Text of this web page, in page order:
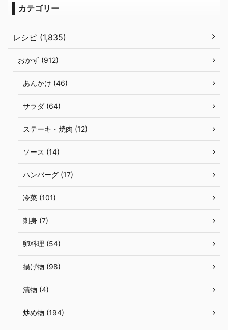
カテゴリー
レシピ (1,835)
おかず (912)
あんかけ (46)
サラダ (64)
ステーキ・焼肉 (12)
ソース (14)
ハンバーグ (17)
冷菜 (101)
刺身 (7)
卵料理 (54)
揚げ物 (98)
漬物 (4)
炒め物 (194)